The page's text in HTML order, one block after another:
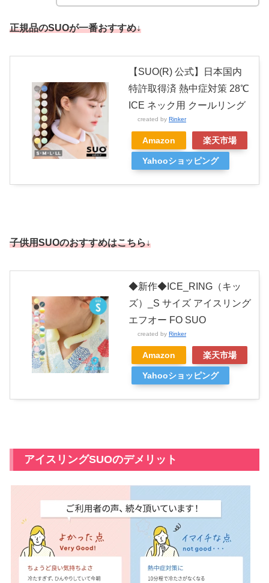
正規品のSUOが一番おすすめ↓
【SUO(R) 公式】日本国内
特許取得済 熱中症対策 28℃
ICE ネック用 クールリング
created by Rinker
Amazon 楽天市場
Yahooショッピング
子供用SUOのおすすめはこちら↓
◆新作◆ICE_RING（キッ
ズ）_S サイズ アイスリング
エフオー FO SUO
created by Rinker
Amazon 楽天市場
Yahooショッピング
アイスリングSUOのデメリット